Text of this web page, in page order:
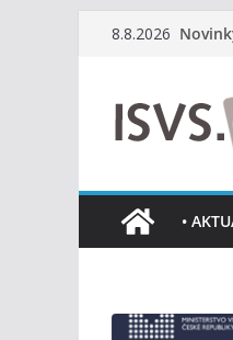
Přeskočit
8.8.2026
•